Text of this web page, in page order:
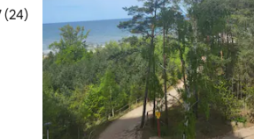
5 i genomsnittligt betyg, 24 omdömen
(24)